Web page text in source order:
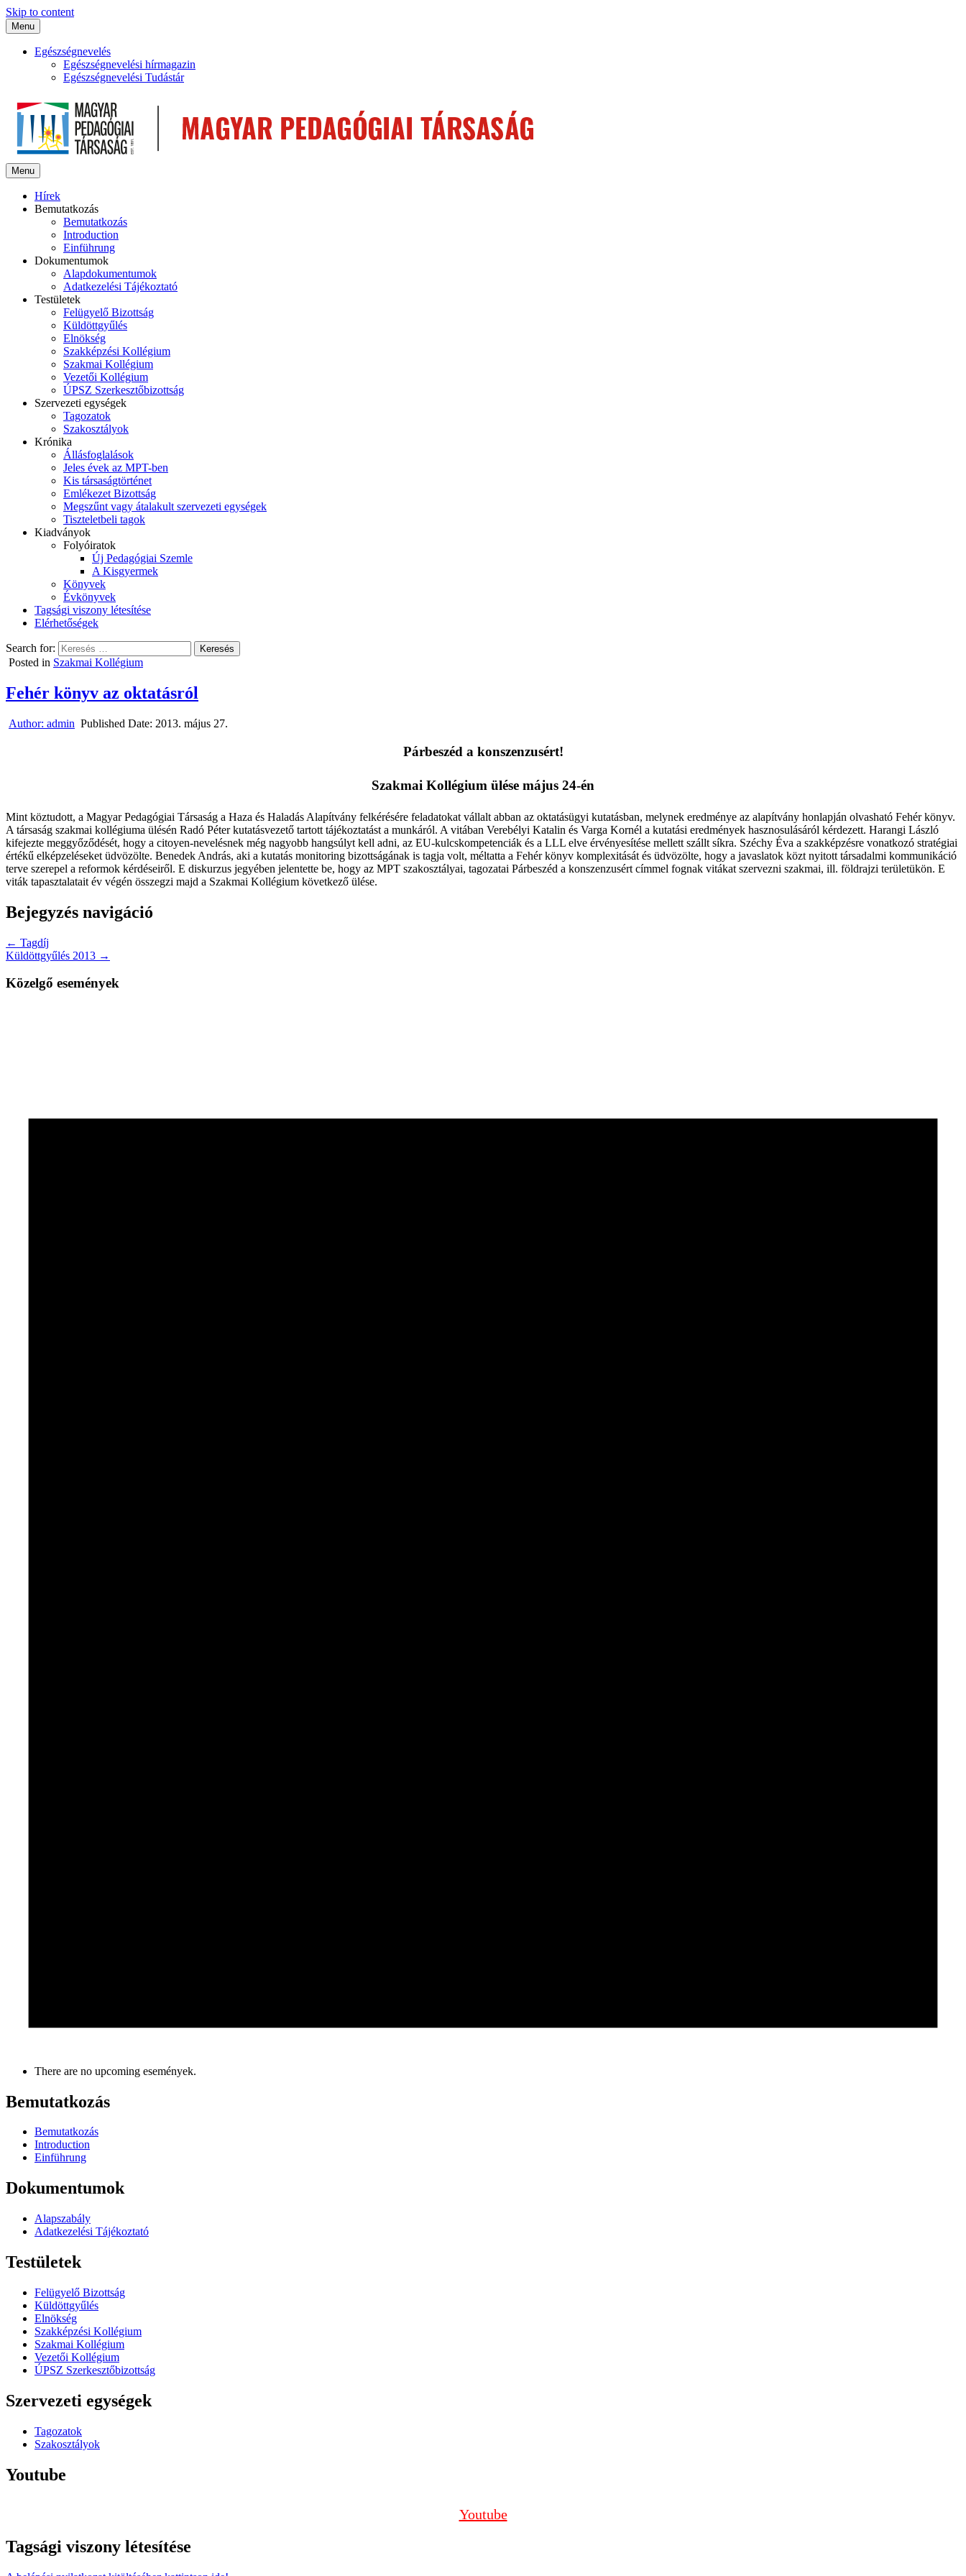
Skip to content
Menu
Egészségnevelés
Egészségnevelési hírmagazin
Egészségnevelési Tudástár
Menu
Hírek
Bemutatkozás
Bemutatkozás
Introduction
Einführung
Dokumentumok
Alapdokumentumok
Adatkezelési Tájékoztató
Testületek
Felügyelő Bizottság
Küldöttgyűlés
Elnökség
Szakképzési Kollégium
Szakmai Kollégium
Vezetői Kollégium
ÚPSZ Szerkesztőbizottság
Szervezeti egységek
Tagozatok
Szakosztályok
Krónika
Állásfoglalások
Jeles évek az MPT-ben
Kis társaságtörténet
Emlékezet Bizottság
Megszűnt vagy átalakult szervezeti egységek
Tiszteletbeli tagok
Kiadványok
Folyóiratok
Új Pedagógiai Szemle
A Kisgyermek
Könyvek
Évkönyvek
Tagsági viszony létesítése
Elérhetőségek
Search for:
Posted in Szakmai Kollégium
Fehér könyv az oktatásról
Author: admin Published Date: 2013. május 27.
Párbeszéd a konszenzusért!
Szakmai Kollégium ülése május 24-én
Mint köztudott, a Magyar Pedagógiai Társaság a Haza és Haladás Alapítvány felkérésére feladatokat vállalt abban az oktatásügyi kutatásban, melynek eredménye az alapítvány honlapján olvasható Fehér könyv.
A társaság szakmai kollégiuma ülésén Radó Péter kutatásvezető tartott tájékoztatást a munkáról. A vitában Verebélyi Katalin és Varga Kornél a kutatási eredmények hasznosulásáról kérdezett. Harangi László
kifejezte meggyőződését, hogy a citoyen-nevelésnek még nagyobb hangsúlyt kell adni, az EU-kulcskompetenciák és a LLL elve érvényesítése mellett szállt síkra. Széchy Éva a szakképzésre vonatkozó stratégiai
értékű elképzeléseket üdvözölte. Benedek András, aki a kutatás monitoring bizottságának is tagja volt, méltatta a Fehér könyv komplexitását és üdvözölte, hogy a javaslatok közt nyitott társadalmi kommunikáció
terve szerepel a reformok kérdéseiről. E diskurzus jegyében jelentette be, hogy az MPT szakosztályai, tagozatai Párbeszéd a konszenzusért címmel fognak vitákat szervezni szakmai, ill. földrajzi területükön. E
viták tapasztalatait év végén összegzi majd a Szakmai Kollégium következő ülése.
Bejegyzés navigáció
← Tagdíj
Küldöttgyűlés 2013 →
Közelgő események
There are no upcoming események.
Bemutatkozás
Bemutatkozás
Introduction
Einführung
Dokumentumok
Alapszabály
Adatkezelési Tájékoztató
Testületek
Felügyelő Bizottság
Küldöttgyűlés
Elnökség
Szakképzési Kollégium
Szakmai Kollégium
Vezetői Kollégium
ÚPSZ Szerkesztőbizottság
Szervezeti egységek
Tagozatok
Szakosztályok
Youtube
Youtube
Tagsági viszony létesítése